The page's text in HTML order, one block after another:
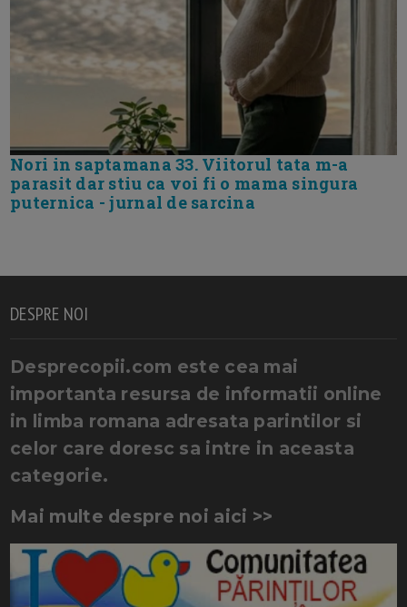
Nori in saptamana 33. Viitorul tata m-a
parasit dar stiu ca voi fi o mama singura
puternica - jurnal de sarcina
DESPRE NOI
Desprecopii.com este cea mai
importanta resursa de informatii online
in limba romana adresata parintilor si
celor care doresc sa intre in aceasta
categorie.
Mai multe despre noi aici >>